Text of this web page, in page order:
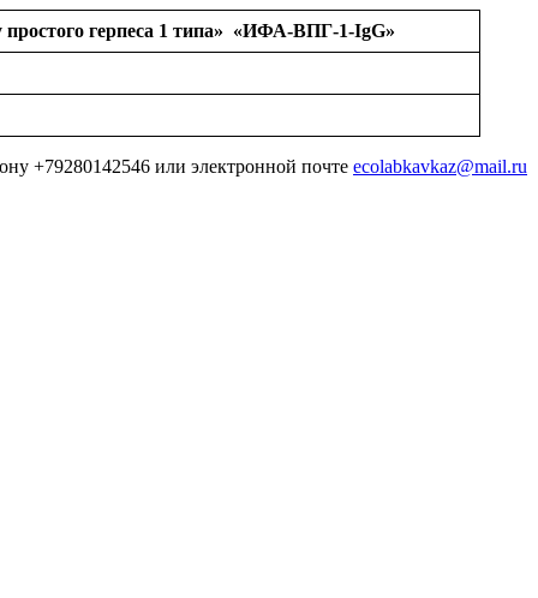
герпеса 1 типа» «ИФА-ВПГ-1-IgG»
+79280142546 или электронной почте ecolabkavkaz@mail.ru